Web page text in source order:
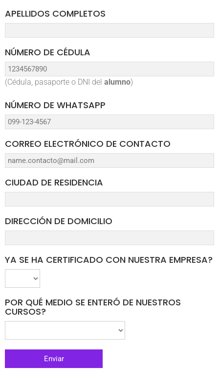
APELLIDOS COMPLETOS
NÚMERO DE CÉDULA
(Cédula, pasaporte o DNI del alumno)
NÚMERO DE WHATSAPP
CORREO ELECTRÓNICO DE CONTACTO
CIUDAD DE RESIDENCIA
DIRECCIÓN DE DOMICILIO
YA SE HA CERTIFICADO CON NUESTRA EMPRESA?
POR QUÉ MEDIO SE ENTERÓ DE NUESTROS
CURSOS?